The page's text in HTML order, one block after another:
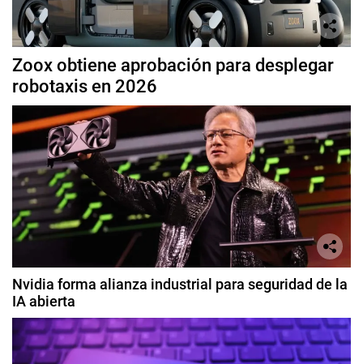
Zoox obtiene aprobación para desplegar
robotaxis en 2026
Nvidia forma alianza industrial para seguridad de la
IA abierta